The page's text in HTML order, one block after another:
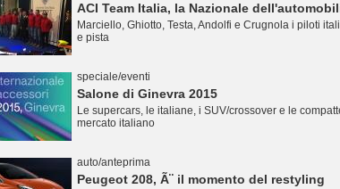
ACI Team Italia, la Nazionale
Marciello, Ghiotto, Testa, Andolfi e Crugnola i piloti
e pista
speciale/eventi
Salone di Ginevra 2015
Le supercars, le italiane, i SUV/crossover e le
mercato italiano
auto/anteprima
Peugeot 208, Ã¨ il momento del restyling